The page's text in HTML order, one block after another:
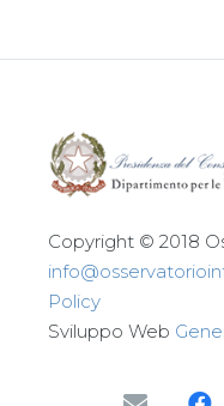
Copyright © 2018
Policy
Sviluppo Web